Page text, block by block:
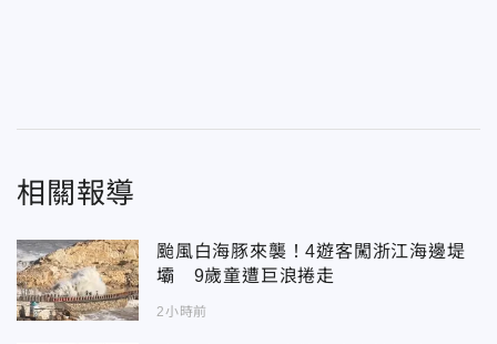
相關報導
颱風白海豚來襲！4遊客闖浙江海邊堤
壩 9歲童遭巨浪捲走
2小時前